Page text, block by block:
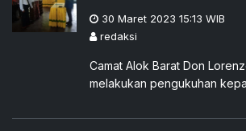
30 Maret 2023 15:13 WIB
redaksi
Camat Alok Barat Don
melakukan pengukuhan
30/3/23.